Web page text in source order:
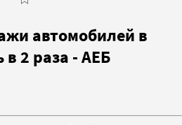
автомобилей в
в 2 раза - АЕБ